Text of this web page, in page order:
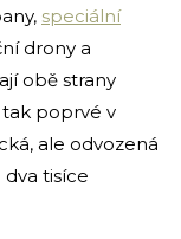
speciální
drony a
obě strany
poprvé v
ale odvozená
tisíce